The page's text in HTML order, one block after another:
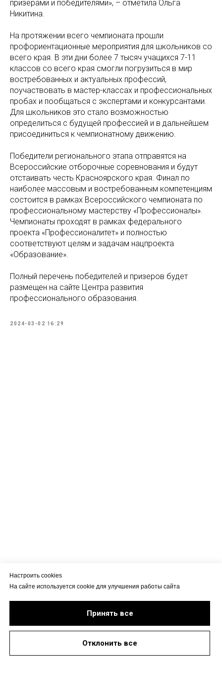
призерами и победителями», – отметила Ольга
Никитина.
На протяжении всего чемпионата прошли
профориентационные мероприятия для школьников со
всего края. В эти дни более 7 тысяч учащихся 7-11
классов со всего края смогли погрузиться в мир
востребованных и актуальных профессий,
поучаствовать в мастер-классах и профессиональных
пробах и пообщаться с экспертами и конкурсантами.
Для школьников это стало возможностью
определиться с будущей профессией и в дальнейшем
присоединиться к чемпионатному движению.
Победители регионального этапа отправятся на
Всероссийские отборочные соревнования и будут
отстаивать честь Красноярского края. Финал по
наиболее массовым и востребованным компетенциям
состоится в рамках Всероссийского чемпионата по
профессиональному мастерству «Профессионалы».
Чемпионаты проходят в рамках федерального
проекта «Профессионалитет» и полностью
соответствуют целям и задачам нацпроекта
«Образование».
Полный перечень победителей и призеров будет
размещен на сайте Центра развития
профессионального образования.
2024-03-02 16:29
Настроить cookies
На сайте используется cookie для улучшения работы сайта
Принять все
Отклонить все